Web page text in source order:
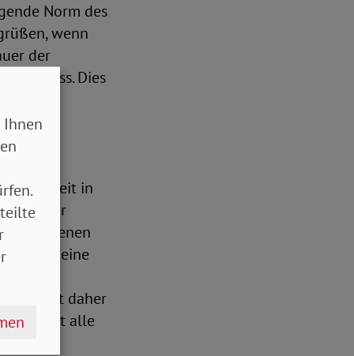
Norm des
wenn
der
muss. Dies
und
dass weit in
der
eine
daher
sie nicht alle